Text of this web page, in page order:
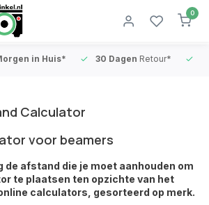
0
in Huis* 30 Dagen Retour*
Calculator
voor beamers
de afstand die je moet aanhouden om
te plaatsen ten opzichte van het
calculators, gesorteerd op merk.